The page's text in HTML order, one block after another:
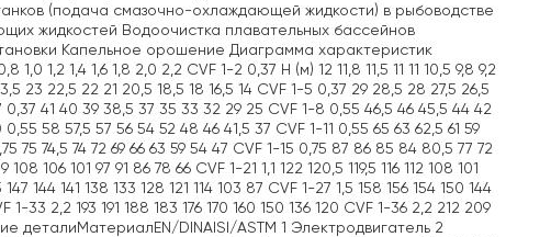
(подача смазочно-охлаждающей жидкости) в рыбоводстве
жидкостей Водоочистка плавательных бассейнов
Капельное орошение Диаграмма характеристик
1,4 1,6 1,8 2,0 2,2 CVF 1-2 0,37 H (м) 12 11,8 11,5 11 11 10,5 9,8 9,2
23 22,5 22 21 20,5 18,5 18 16,5 14 CVF 1-5 0,37 29 28,5 28 27,5 26,5
41 40 39 38,5 37 35 33 32 29 25 CVF 1-8 0,55 46,5 46 45,5 44 42
58 57,5 57 56 54 52 48 46 41,5 37 CVF 1-11 0,55 65 63 62,5 61 59
75 74,5 74 72 69 66 63 59 54 47 CVF 1-15 0,75 87 86 85 84 80,5 77 72
106 101 97 91 86 78 66 CVF 1-21 1,1 122 120,5 119,5 116 112 108 101
144 141 138 133 128 121 114 103 87 CVF 1-27 1,5 158 156 154 150 144
1-33 2,2 193 191 188 183 176 170 160 150 136 120 CVF 1-36 2,2 212 209
деталиМатериалEN/DINAISI/ASTM 1 Электродвигатель 2